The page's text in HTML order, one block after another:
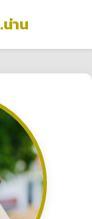
าน